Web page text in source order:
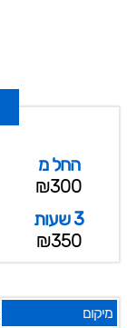
החל מ
₪300
3 שעות
₪350
מיקום